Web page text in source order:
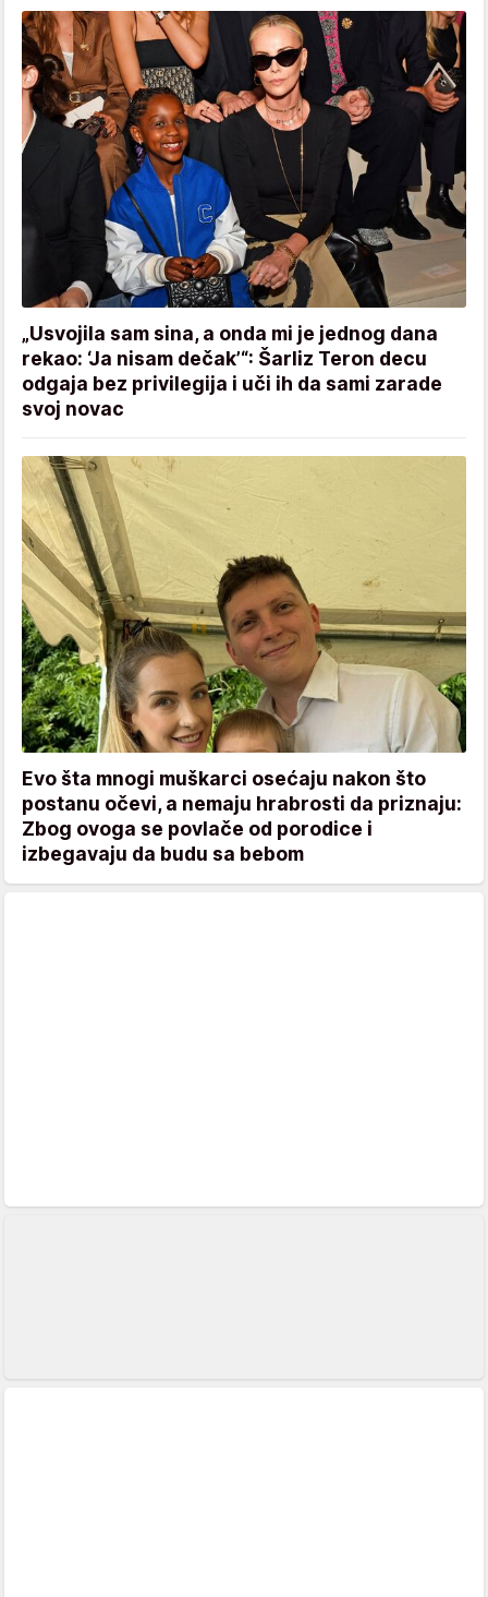
„Usvojila sam sina, a onda mi je jednog dana
rekao: ‘Ja nisam dečak’“: Šarliz Teron decu
odgaja bez privilegija i uči ih da sami zarade
svoj novac
Evo šta mnogi muškarci osećaju nakon što
postanu očevi, a nemaju hrabrosti da priznaju:
Zbog ovoga se povlače od porodice i
izbegavaju da budu sa bebom